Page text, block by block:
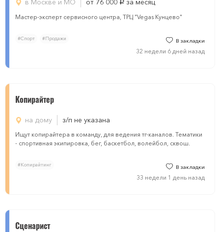
в Москве и МО
от 76 000 руб. за месяц
Мастер-эксперт сервисного центра, ТРЦ "Vegas Кунцево"
#Спорт #Продажи В закладки
32 недели 6 дней назад
Копирайтер
на дому з/п не указана
Ищут копирайтера в команду, для ведения тг-каналов. Тематики
- спортивная экипировка, бег, баскетбол, волейбол, сквош.
#Копирайтинг В закладки
33 недели 1 день назад
Сценарист